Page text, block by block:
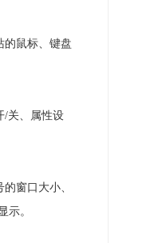
的鼠标、键盘
/关、属性设
窗口大小、
示。